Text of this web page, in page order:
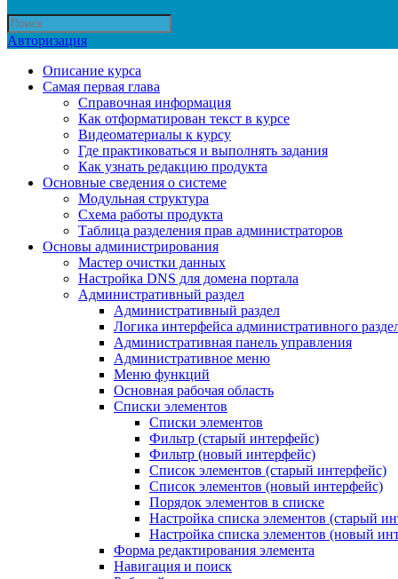
Авторизация
Описание курса
Самая первая глава
Справочная информация
Как отформатирован текст в курсе
Видеоматериалы к курсу
Где практиковаться и выполнять задания
Как узнать редакцию продукта
Основные сведения о системе
Модульная структура
Схема работы продукта
Таблица разделения прав администраторов
Основы администрирования
Мастер очистки данных
Настройка DNS для домена портала
Административный раздел
Административный раздел
Логика интерфейса административного
Административная панель управления
Административное меню
Меню функций
Основная рабочая область
Списки элементов
Списки элементов
Фильтр (старый интерфейс)
Фильтр (новый интерфейс)
Список элементов (старый интерфейс)
Список элементов (новый интерфейс)
Порядок элементов в списке
Настройка списка элементов (старый
Настройка списка элементов (новый
Форма редактирования элемента
Навигация и поиск